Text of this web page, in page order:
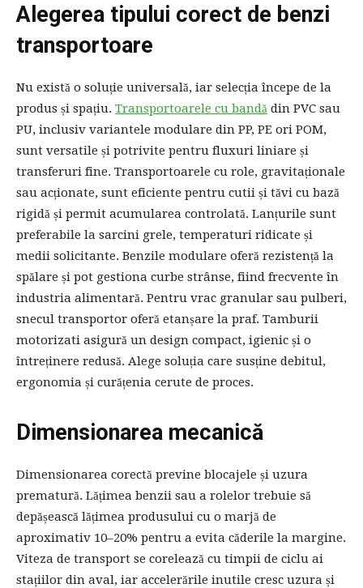
Alegerea tipului corect de benzi
transportoare
Nu există o soluție universală, iar selecția începe de la
produs și spațiu. Transportoarele cu bandă din PVC sau
PU, inclusiv variantele modulare din PP, PE ori POM,
sunt versatile și potrivite pentru fluxuri liniare și
transferuri fine. Transportoarele cu role, gravitaționale
sau acționate, sunt eficiente pentru cutii și tăvi cu bază
rigidă și permit acumularea controlată. Lanțurile sunt
preferabile la sarcini grele, temperaturi ridicate și
medii solicitante. Benzile modulare oferă rezistență la
spălare și pot gestiona curbe strânse, fiind frecvente în
industria alimentară. Pentru vrac granular sau pulberi,
snecul transportor oferă etanșare la praf. Tamburii
motorizati asigură un design compact, igienic și o
întreținere redusă. Alege soluția care susține debitul,
ergonomia și curățenia cerute de proces.
Dimensionarea mecanică
Dimensionarea corectă previne blocajele și uzura
prematură. Lățimea benzii sau a rolelor trebuie să
depășească lățimea produsului cu o marjă de
aproximativ 10–20% pentru a evita căderile la margine.
Viteza de transport se corelează cu timpii de ciclu ai
stațiilor din aval, iar accelerările inutile cresc uzura și